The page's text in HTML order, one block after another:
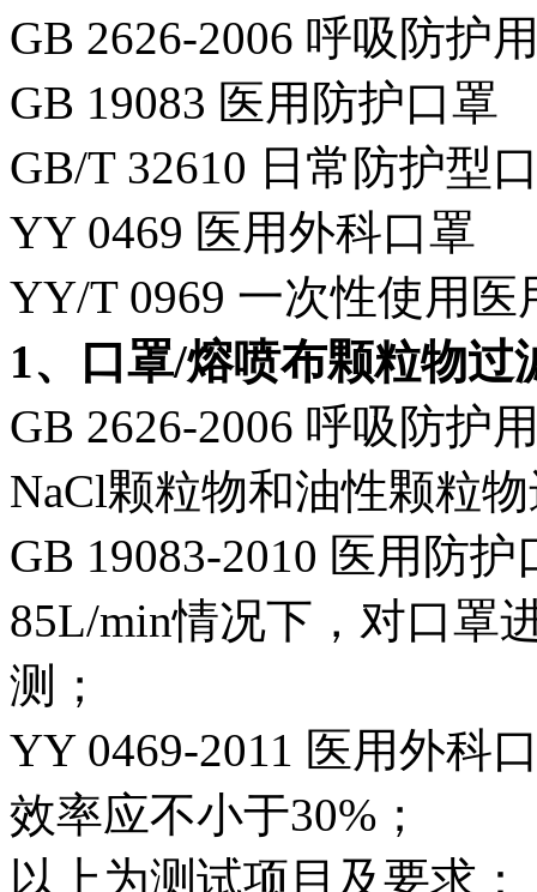
GB 2626-2006 呼吸防护
GB 19083 医用防护口罩
GB/T 32610 日常防护型
YY 0469 医用外科口罩
YY/T 0969 一次性使用医
1、口罩/熔喷布颗粒物过
GB 2626-2006 呼吸防护
NaCl颗粒物和油性颗粒
GB 19083-2010 医用防
85L/min情况下，对口罩
测；
YY 0469-2011 医用外科
效率应不小于30%；
以上为测试项目及要求：